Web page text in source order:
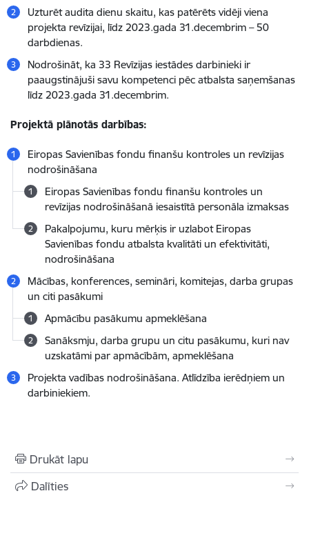
Uzturēt audita dienu skaitu, kas patērēts vidēji viena
projekta revīzijai, līdz 2023.gada 31.decembrim – 50
darbdienas.
Nodrošināt, ka 33 Revīzijas iestādes darbinieki ir
paaugstinājuši savu kompetenci pēc atbalsta saņemšanas
līdz 2023.gada 31.decembrim.
Projektā plānotās darbības:
Eiropas Savienības fondu finanšu kontroles un revīzijas
nodrošināšana
Eiropas Savienības fondu finanšu kontroles un
revīzijas nodrošināšanā iesaistītā personāla izmaksas
Pakalpojumu, kuru mērķis ir uzlabot Eiropas
Savienības fondu atbalsta kvalitāti un efektivitāti,
nodrošināšana
Mācības, konferences, semināri, komitejas, darba grupas
un citi pasākumi
Apmācību pasākumu apmeklēšana
Sanāksmju, darba grupu un citu pasākumu, kuri nav
uzskatāmi par apmācībām, apmeklēšana
Projekta vadības nodrošināšana. Atlīdzība ierēdņiem un
darbiniekiem.
Drukāt lapu
Dalīties